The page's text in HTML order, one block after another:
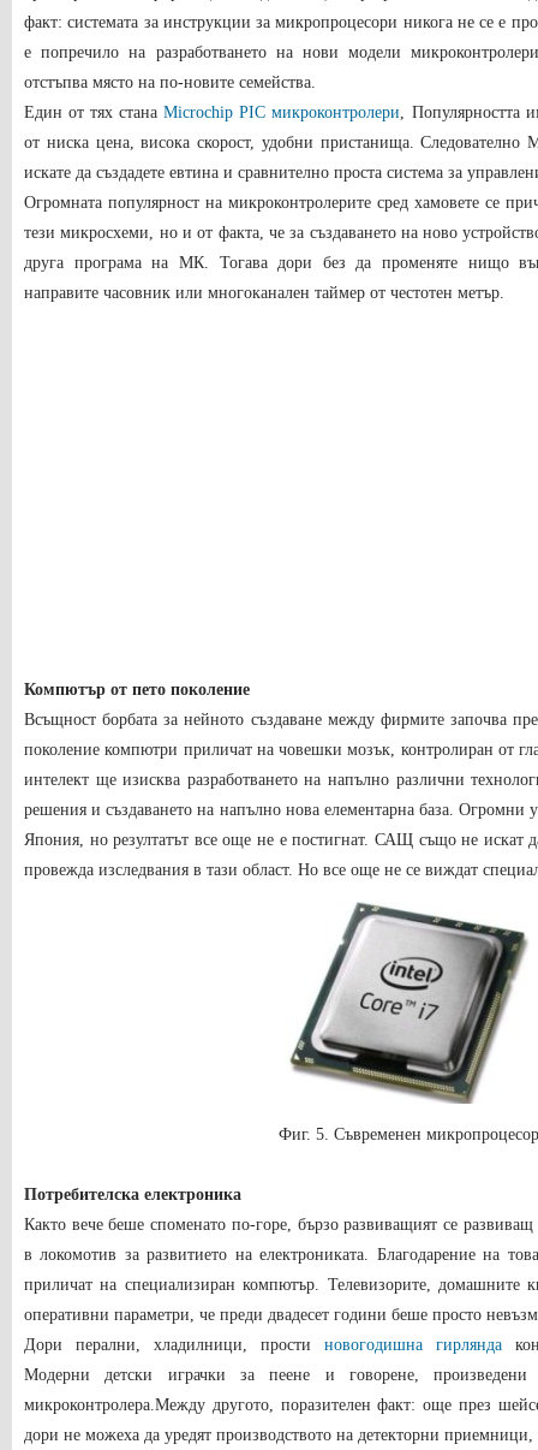
факт: системата за инструкции за микропроцесори никога не се е
е попречило на разработването на нови модели
отстъпва място на по-новите семейства.
Един от тях станаMicrochip PIC микроконтролери, Популярността
от ниска цена, висока скорост, удобни пристанища. Следователно
искате да създадете евтина и сравнително проста система за
Огромната популярност на микроконтролерите сред хамовете се
тези микросхеми, но и от факта, че за създаването на ново
друга програма на МК. Тогава дори без да променяте нищо
направите часовник или многоканален таймер от честотен метър.
Компютър от пето поколение
Всъщност борбата за нейното създаване между фирмите започва
поколение компютри приличат на човешки мозък, контролиран от
интелект ще изисква разработването на напълно различни
решения и създаването на напълно нова елементарна база.
Япония, но резултатът все още не е постигнат. САЩ също не искат
провежда изследвания в тази област. Но все още не се виждат
Фиг. 5. Съвременен микропроцесор
Потребителска електроника
Както вече беше споменато по-горе, бързо развиващият се
в локомотив за развитието на електрониката. Благодарение на
приличат на специализиран компютър. Телевизорите, домашните
оперативни параметри, че преди двадесет години беше просто
Дори перални, хладилници, прости новогодишна гирлянда
Модерни детски играчки за пеене и говорене,
микроконтролера.Между другото, поразителен факт: още през
дори не можеха да уредят производството на детекторни приемници,